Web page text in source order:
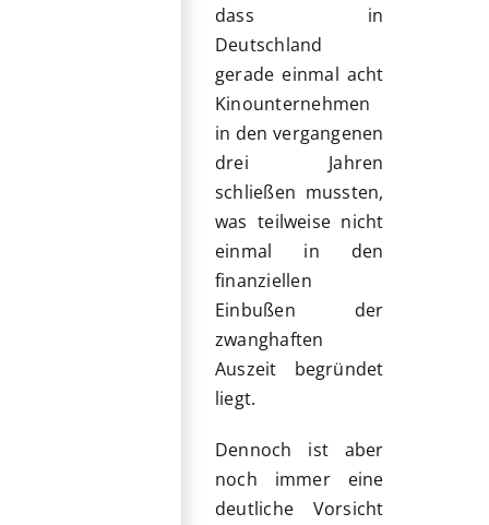
dass in
Deutschland
gerade einmal acht
Kinounternehmen
in den vergangenen
drei Jahren
schließen mussten,
was teilweise nicht
einmal in den
finanziellen
Einbußen der
zwanghaften
Auszeit begründet
liegt.
Dennoch ist aber
noch immer eine
deutliche Vorsicht